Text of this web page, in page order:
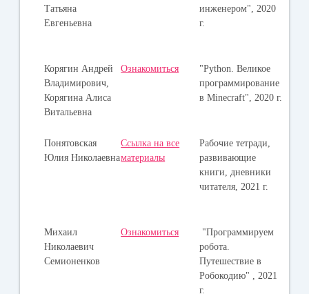
Татьяна
Евгеньевна
инженером", 2020
г.
Корягин Андрей
Владимирович,
Корягина Алиса
Витальевна
Ознакомиться
"Python. Великое
программирование
в Minecraft", 2020 г.
Понятовская
Юлия Николаевна
Ссылка на все
материалы
Рабочие тетради,
развивающие
книги, дневники
читателя, 2021 г.
Михаил
Николаевич
Семионенков
Ознакомиться
"Программируем
робота.
Путешествие в
Робокодию" , 2021
г.